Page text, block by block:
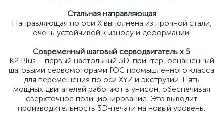
Стальная направляющая
Направляющая по оси Х выполнена из прочной стали,
очень устойчивой к износу и деформации.
Современный шаговый серводвигатель x 5
K2 Plus – первый настольный 3D-принтер, оснащенный
шаговыми сервомоторами FOC промышленного класса
для перемещения по оси XYZ и экструзии. Пять
мощных двигателей работают в унисон, обеспечивая
сверхточное позиционирование. Это выводит
производительность 3D-печати на новый уровень.